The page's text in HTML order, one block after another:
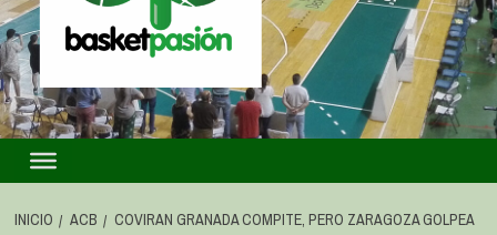
INICIO ACB
COVIRAN GRANADA COMPITE, PERO ZARAGOZA GOLPEA